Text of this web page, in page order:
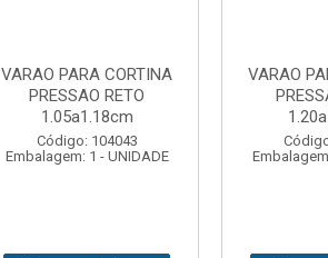
VARAO PARA CORTINA
PRESSAO RETO
1.20a1.33cm
Código: 104051
Embalagem: 1 - UNIDADE
VARAO